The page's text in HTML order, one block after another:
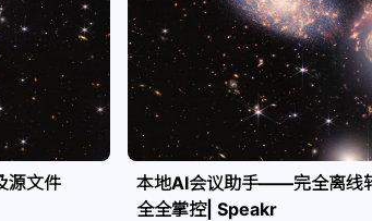
源文件
本地AI会议助手——完全离线
全全掌控| Speakr